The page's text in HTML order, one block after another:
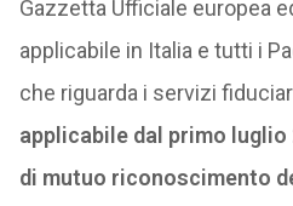
Gazzetta Ufficiale europea
applicabile in Italia e tutti i
che riguarda i servizi
applicabile dal primo luglio
di mutuo riconoscimento